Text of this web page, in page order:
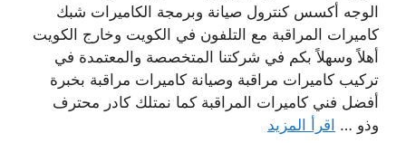
الوجه أكسس كنترول صيانة وبرمجة الكاميرات شبك
كاميرات المراقبة مع التلفون في الكويت وخارج الكويت
أهلاً وسهلاً بكم في شركتنا المتخصصة والمعتمدة في
تركيب كاميرات مراقبة وصيانة كاميرات مراقبة بخبرة
أفضل فني كاميرات المراقبة كما نمتلك كادر محترف
وذو … اقرأ المزيد